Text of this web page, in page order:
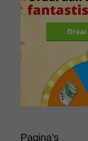
Pagina’s